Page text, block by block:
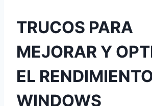
TRUCOS PARA
MEJORAR Y
EL
WINDOWS